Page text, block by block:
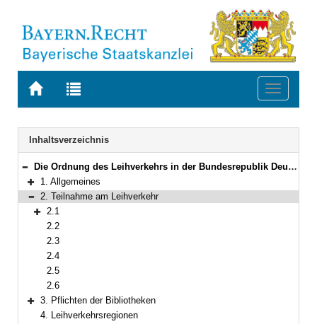
Zur
BAYERN.RECHT
Zur
letzten
Suche
Toggle
Navigation
Inhaltsverzeichnis
Bereich reduzieren
Die Ordnung des Leihverkehrs in der Bundesrepublik Deutschland
Bereich erweitern
1. Allgemeines
Bereich reduzieren
2. Teilnahme am Leihverkehr
Bereich erweitern
2.1
2.2
2.3
2.4
2.5
2.6
Bereich erweitern
3. Pflichten der Bibliotheken
4. Leihverkehrsregionen